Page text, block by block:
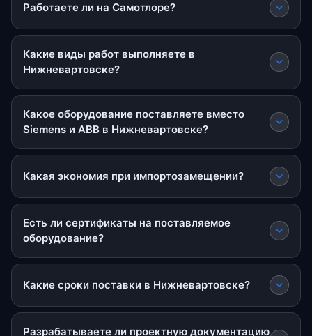
Работаете ли на Самотлоре?
Какие виды работ выполняете в
Нижневартовске?
Какое оборудование поставляете вместо
Siemens и ABB в Нижневартовске?
Какая экономия при импортозамещении?
Есть ли сертификаты на поставляемое
оборудование?
Какие сроки поставки в Нижневартовске?
Разрабатываете ли проектную документацию